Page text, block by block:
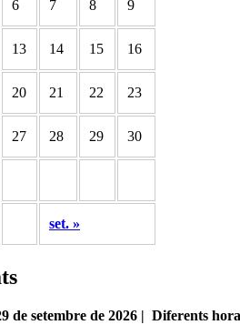
6 7 8 9
13 14 15 16
20 21 22 23
27 28 29 30
set. »
de setembre de 2026 | Diferents